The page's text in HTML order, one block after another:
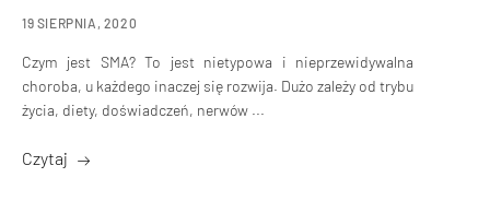
19 SIERPNIA, 2020
Czym jest SMA? To jest nietypowa i nieprzewidywalna
choroba, u każdego inaczej się rozwija. Dużo zależy od trybu
życia, diety, doświadczeń, nerwów ...
Czytaj